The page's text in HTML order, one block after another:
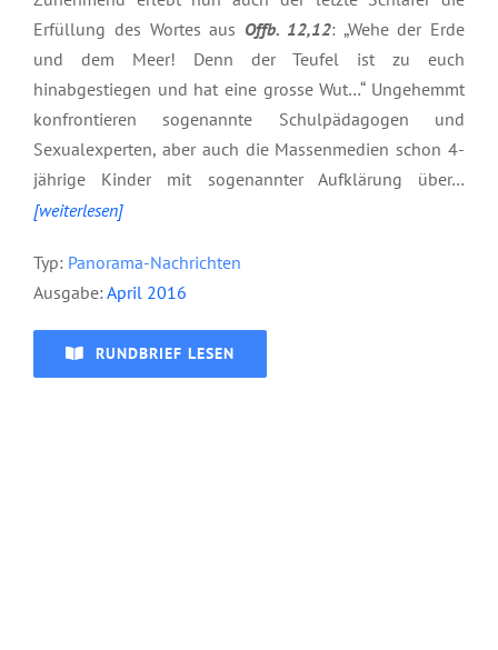
Erfüllung des Wortes aus Offb. 12,12: „Wehe der Erde
und dem Meer! Denn der Teufel ist zu euch
hinabgestiegen und hat eine grosse Wut…“ Ungehemmt
konfrontieren sogenannte Schulpädagogen und
Sexualexperten, aber auch die Massenmedien schon 4-
jährige Kinder mit sogenannter Aufklärung über…
[weiterlesen]
Typ: Panorama-Nachrichten
Ausgabe:April 2016
RUNDBRIEF LESEN